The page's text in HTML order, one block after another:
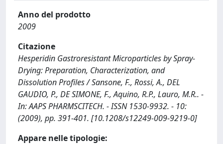
Anno del prodotto
2009
Citazione
Hesperidin Gastroresistant Microparticles by Spray-
Drying: Preparation, Characterization, and
Dissolution Profiles / Sansone, F., Rossi, A., DEL
GAUDIO, P., DE SIMONE, F., Aquino, R.P., Lauro, M.R.. -
In: AAPS PHARMSCITECH. - ISSN 1530-9932. - 10:
(2009), pp. 391-401. [10.1208/s12249-009-9219-0]
Appare nelle tipologie: